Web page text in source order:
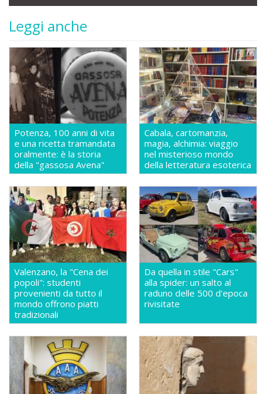
Leggi anche
Potenza, 100 anni di vita
e una ricetta tramandata
oralmente: è la storia
della "gassosa Avena"
Cabala, cartomanzia,
magia, alchimia: viaggio
nel misterioso mondo
della letteratura esoterica
Valenzano, la "Cena dei
popoli": studenti
provenienti da tutto il
mondo offrono piatti
tradizionali
Da quella in stile "Cars"
alla spider: un salto al
raduno delle 500 d'epoca
rivisitate